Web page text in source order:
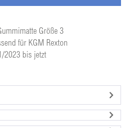
Größe 3
für KGM Rexton
2023 bis jetzt